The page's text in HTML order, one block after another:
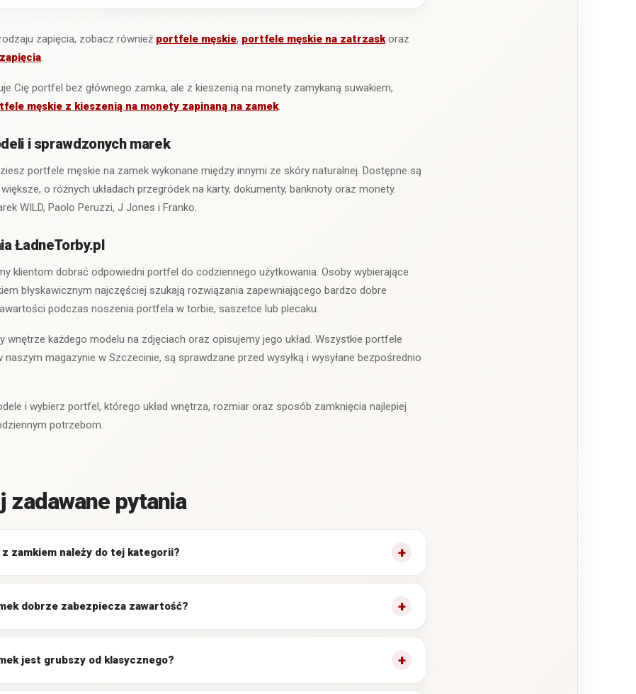
zapięcia, zobacz również portfele męskie, portfele męskie na zatrzaskoraz
Cię portfel bez głównego zamka, ale z kieszenią na monety zamykaną suwakiem,
męskie z kieszenią na monety zapinaną na zamek.
i sprawdzonych marek
portfele męskie na zamek wykonane między innymi ze skóry naturalnej. Dostępne są
o różnych układach przegródek na karty, dokumenty, banknoty oraz monety.
WILD, Paolo Peruzzi, J Jones i Franko.
ŁadneTorby.pl
klientom dobrać odpowiedni portfel do codziennego użytkowania. Osoby wybierające
błyskawicznym najczęściej szukają rozwiązania zapewniającego bardzo dobre
podczas noszenia portfela w torbie, saszetce lub plecaku.
wnętrze każdego modelu na zdjęciach oraz opisujemy jego układ. Wszystkie portfele
naszym magazynie w Szczecinie, są sprawdzane przed wysyłką i wysyłane bezpośrednio
i wybierz portfel, którego układ wnętrza, rozmiar oraz sposób zamknięcia najlepiej
potrzebom.
zadawane pytania
zamkiem należy do tej kategorii?
dobrze zabezpiecza zawartość?
jest grubszy od klasycznego?